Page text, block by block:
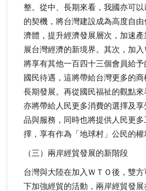
整。從中、長期來看，我國亦可以
的契機，將台灣建設成為高度自
濟體，提升經濟發展層次，加速產
展台灣經濟的新境界。其次，加
將享有其他一百四十三個會員給
國民待遇，這將帶給台灣更多的
長期發展。再從國民福祉的觀點來
亦將帶給人民更多消費的選擇及享
品與服務，同時也將提供人民更多
擇，享有作為「地球村」公民的權
（三）兩岸經貿發展的新階段
台灣與大陸在加入ＷＴＯ後，雙
下加強經貿的活動，兩岸經貿發